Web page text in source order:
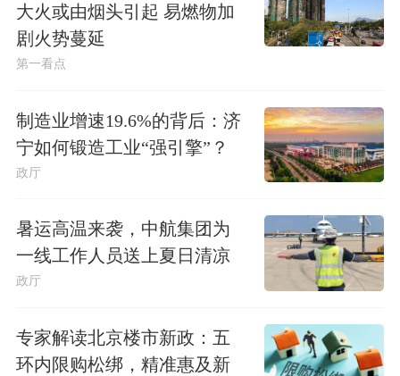
大火或由烟头引起 易燃物加
剧火势蔓延
第一看点
制造业增速19.6%的背后：济
宁如何锻造工业“强引擎”？
政厅
暑运高温来袭，中航集团为
一线工作人员送上夏日清凉
政厅
专家解读北京楼市新政：五
环内限购松绑，精准惠及新